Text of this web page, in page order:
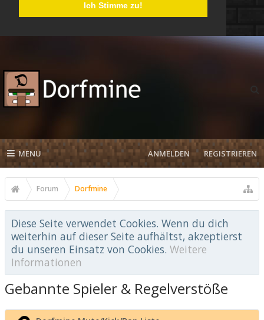
Ich Stimme zu!
MENU ANMELDEN REGISTRIEREN
Forum Dorfmine
Diese Seite verwendet Cookies. Wenn du dich
weiterhin auf dieser Seite aufhältst, akzeptierst
du unseren Einsatz von Cookies. Weitere
Informationen
Gebannte Spieler & Regelverstöße